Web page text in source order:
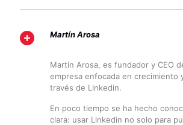
Martín Arosa
Martín Arosa, es fundador y CEO
empresa enfocada en crecimiento
través de Linkedin.
En poco tiempo se ha hecho
clara: usar Linkedin no solo para